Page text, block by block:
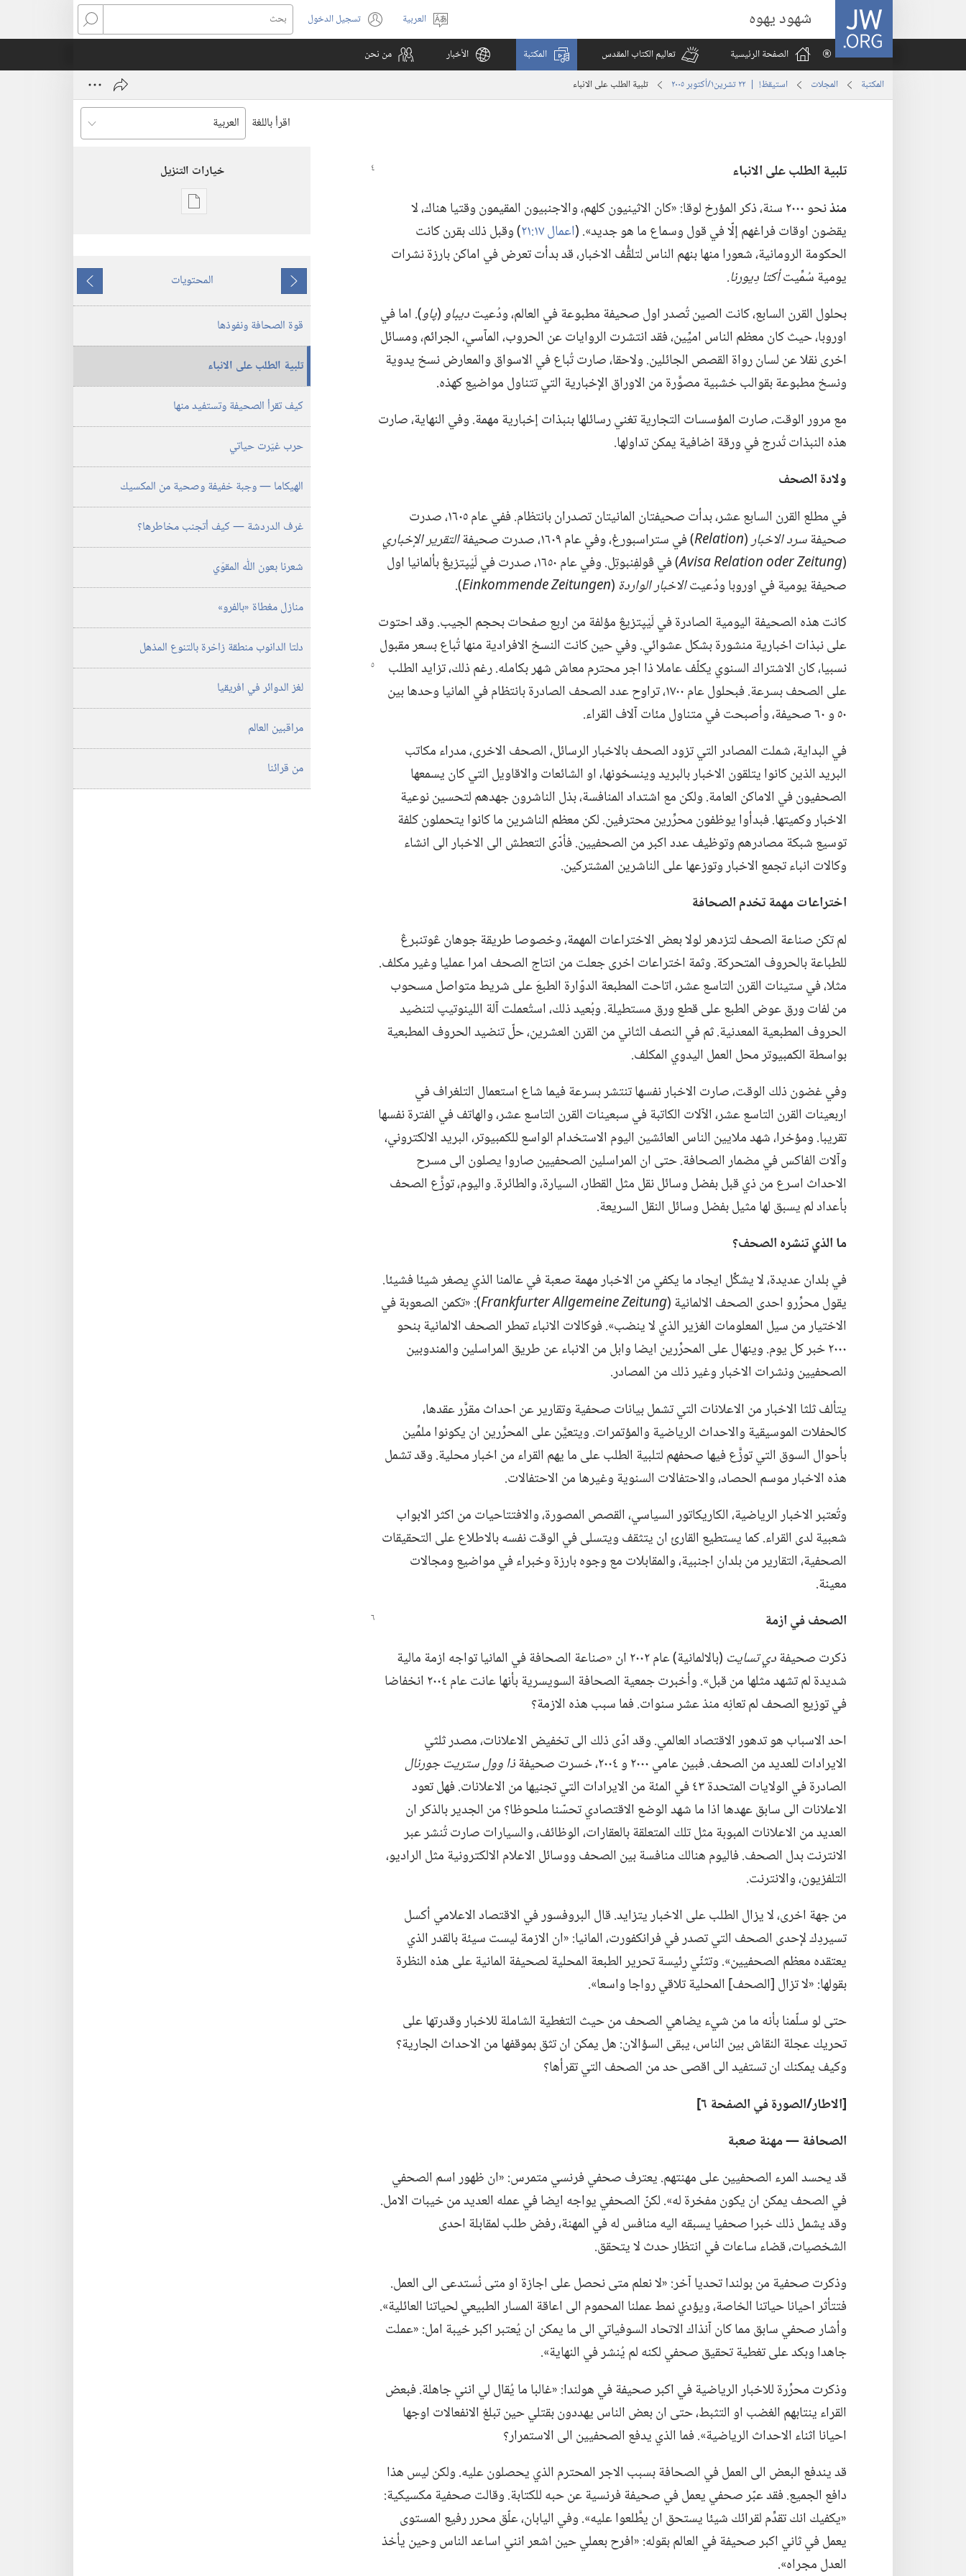
JW.ORG شهود يهوه
اختر
اللغة
العربية تسجيل الدخول
(يفتح
نافذة
بحث
الصفحة الرئيسية
تعاليم الكتاب المقدس المكتبة الأخبار من نحن
المكتبة المجلات استيقظ‏!‏ | ‏‎٢٢‏ ‏‎تشرين١/أكتوبر‏ ‎٢٠٠٥ تلبية الطلب على الانباء
اقرأ باللغة
تلبية الطلب على الانباء
منذ
نحو ٢٠٠٠ سنة،‏ ذكر المؤرخ لوقا:‏ «كان الاثينيون كلهم،‏ والاجنبيون المقيمون وقتيا هناك،‏ لا
يقضون اوقات فراغهم إلّا في قول وسماع ما هو جديد».‏ (‏اعمال ١٧:‏٢١
‏)‏ وقبل ذلك بقرن كانت
الحكومة الرومانية،‏ شعورا منها بنهم الناس لتلقُّف الاخبار،‏ قد بدأت تعرض في اماكن بارزة نشرات
يومية سُمِّيتأكتا دِيورنا.‏
بحلول القرن السابع،‏ كانت الصين تُصدر اول صحيفة مطبوعة في العالم،‏ ودُعيتديباو‏(‏پاو‏)‏
‏.‏اما في
اوروبا،‏ حيث كان معظم الناس اميِّين،‏ فقد انتشرت الروايات عن الحروب،‏ المآسي،‏ الجرائم،‏ ومسائل
اخرى نقلا عن لسان رواة القصص الجائلين.‏ ولاحقا،‏ صارت تُباع في الاسواق والمعارض نسخ يدوية
ونسخ مطبوعة بقوالب خشبية مصوَّرة من الاوراق الإخبارية التي تتناول مواضيع كهذه.‏
مع مرور الوقت،‏ صارت المؤسسات التجارية تغني رسائلها بنبذات إخبارية مهمة.‏ وفي النهاية،‏ صارت
هذه النبذات تُدرج في ورقة اضافية يمكن تداولها.‏
ولادة الصحف
في مطلع القرن السابع عشر،‏ بدأت صحيفتان المانيتان تصدران بانتظام.‏ ففي عام ١٦٠٥،‏ صدرت
صحيفةسرد الاخبار‏(‏
Relation‏)‏ في ستراسبورغ،‏ وفي عام ١٦٠٩،‏ صدرت صحيفة
التقرير الإخباري
‏(‏
Avisa Relation oder Zeitung
‏)‏ في ڤولفِنبوتِل.‏ وفي عام ١٦٥٠،‏ صدرت في لَيْپتزيڠ بألمانيا اول
صحيفة يومية في اوروبا ودُعيتالاخبار الواردة‏(‏
Einkommende Zeitungen
‏)‏.‏
كانت هذه الصحيفة اليومية الصادرة في لَيْپتزيڠ مؤلفة من اربع صفحات بحجم الجيب.‏ وقد احتوت
على نبذات اخبارية منشورة بشكل عشوائي.‏ وفي حين كانت النسخ الافرادية منها تُباع بسعر مقبول
نسبيا،‏ كان الاشتراك السنوي يكلّف عاملاذا اجر محترم معاش شهر بكامله.‏ رغم ذلك،‏ تزايد الطلب
على الصحف بسرعة.‏ فبحلول عام ١٧٠٠،‏ تراوح عدد الصحف الصادرة بانتظام في المانيا وحدها بين
٥٠ و ٦٠ صحيفة،‏ وأصبحت في متناول مئات آلاف القراء.‏
في البداية،‏ شملت المصادر التي تزود الصحف بالاخبار الرسائل،‏ الصحف الاخرى،‏ مدراء مكاتب
البريد الذين كانوا يتلقون الاخبار بالبريد وينسخونها،‏ او الشائعات والاقاويل التي كان يسمعها
الصحفيون في الاماكن العامة.‏ ولكن مع اشتداد المنافسة،‏ بذل الناشرون جهدهم لتحسين نوعية
الاخبار وكميتها.‏ فبدأوا يوظفون محرِّرين محترفين.‏ لكن معظم الناشرين ما كانوا يتحملون كلفة
توسيع شبكة مصادرهم وتوظيف عدد اكبر من الصحفيين.‏ فأدّى التعطش الى الاخبار الى انشاء
وكالات انباء تجمع الاخبار وتوزعها على الناشرين المشتركين.‏
اختراعات مهمة تخدم الصحافة
لم تكن صناعة الصحف لتزدهر لولا بعض الاختراعات المهمة،‏ وخصوصا طريقة جوهان ڠوتنبرڠ
للطباعة بالحروف المتحركة.‏ وثمة اختراعات اخرى جعلت من انتاج الصحف امرا عمليا وغير مكلف.‏
مثلا،‏ في ستينات القرن التاسع عشر،‏ اتاحت المطبعة الدوّارة الطبعَ على شريط متواصل مسحوب
من لفات ورق عوض الطبع على قطع ورق مستطيلة.‏ وبُعيد ذلك،‏ استُعملت آلة اللينوتيپ لتنضيد
الحروف المطبعية المعدنية.‏ ثم في النصف الثاني من القرن العشرين،‏ حلّ تنضيد الحروف المطبعية
بواسطة الكمبيوتر محل العمل اليدوي المكلف.‏
وفي غضون ذلك الوقت،‏ صارت الاخبار نفسها تنتشر بسرعة فيما شاع استعمال التلغراف في
اربعينات القرن التاسع عشر،‏ الآلات الكاتبة في سبعينات القرن التاسع عشر،‏ والهاتف في الفترة نفسها
تقريبا.‏ ومؤخرا،‏ شهد ملايين الناس العائشين اليوم الاستخدام الواسع للكمبيوتر،‏ البريد الالكتروني،‏
وآلات الفاكس في مضمار الصحافة.‏ حتى ان المراسلين الصحفيين صاروا يصلون الى مسرح
الاحداث اسرع من ذي قبل بفضل وسائل نقل مثل القطار،‏ السيارة،‏ والطائرة.‏ واليوم،‏ توزَّع الصحف
بأعداد لم يسبق لها مثيل بفضل وسائل النقل السريعة.‏
ما الذي تنشره الصحف؟‏
في بلدان عديدة،‏ لا يشكِّل ايجاد ما يكفي من الاخبار مهمة صعبة في عالمنا الذي يصغر شيئا فشيئا.‏
يقول محرِّرو احدى الصحف الالمانية (‏Frankfurter Allgemeine Zeitung‏)‏:‏ «تكمن الصعوبة في
الاختيار من سيل المعلومات الغزير الذي لا ينضب».‏ فوكالات الانباء تمطر الصحف الالمانية بنحو
٢٠٠٠ خبر كل يوم.‏ وينهال على المحرِّرين ايضا وابل من الانباء عن طريق المراسلين والمندوبين
الصحفيين ونشرات الاخبار وغير ذلك من المصادر.‏
يتألف ثلثا الاخبار من الاعلانات التي تشمل بيانات صحفية وتقارير عن احداث مقرَّر عقدها،‏
كالحفلات الموسيقية والاحداث الرياضية والمؤتمرات.‏ ويتعيَّن على المحرِّرين ان يكونوا ملمِّين
بأحوال السوق التي توزَّع فيها صحفهم لتلبية الطلب على ما يهم القراء من اخبار محلية.‏ وقد تشمل
هذه الاخبار موسم الحصاد،‏ والاحتفالات السنوية وغيرها من الاحتفالات.‏
وتُعتبر الاخبار الرياضية،‏ الكاريكاتور السياسي،‏ القصص المصورة،‏ والافتتاحيات من اكثر الابواب
شعبية لدى القراء.‏ كما يستطيع القارئ ان يتثقف ويتسلى في الوقت نفسه بالاطلاع على التحقيقات
الصحفية،‏ التقارير من بلدان اجنبية،‏ والمقابلات مع وجوه بارزة وخبراء في مواضيع ومجالات
معينة.‏
الصحففيازمة
ذكرت صحيفةدي تسايت
‏(‏بالالمانية)‏ عام ٢٠٠٢ ان «صناعة الصحافة في المانيا تواجه ازمة مالية
شديدة لم تشهد مثلها من قبل».‏ وأخبرت جمعية الصحافة السويسرية بأنها عانت عام ٢٠٠٤ انخفاضا
في توزيع الصحف لم تعانِه منذ عشر سنوات.‏ فما سبب هذه الازمة؟‏
احد الاسباب هو تدهور الاقتصاد العالمي.‏ وقد ادّى ذلك الى تخفيض الاعلانات،‏ مصدر ثلثي
الايرادات للعديد من الصحف.‏ فبين عامي ٢٠٠٠ و ٢٠٠٤،‏ خسرت صحيفة
ذا وول ستريت جورنال
الصادرة في الولايات المتحدة ٤٣ في المئة من الايرادات التي تجنيها من الاعلانات.‏ فهل تعود
الاعلانات الى سابق عهدها اذا ما شهد الوضع الاقتصادي تحسّنا ملحوظا؟‏ من الجدير بالذكر ان
العديد من الاعلانات المبوبة مثل تلك المتعلقة بالعقارات،‏ الوظائف،‏ والسيارات صارت تُنشر عبر
الانترنت بدل الصحف.‏ فاليوم هنالك منافسة بين الصحف ووسائل الاعلام الالكترونية مثل الراديو،‏
التلفزيون،‏ والانترنت.‏
من جهة اخرى،‏ لا يزال الطلب على الاخبار يتزايد.‏ قال البروفسور في الاقتصاد الاعلامي أكسل
تسيردِك لإحدى الصحف التي تصدر في فرانكفورت،‏ المانيا:‏ «ان الازمة ليست سيئة بالقدر الذي
يعتقده معظم الصحفيين».‏ وتثنّي رئيسة تحرير الطبعة المحلية لصحيفة المانية على هذه النظرة
بقولها:‏ «لا تزال [الصحف] المحلية تلاقي رواجا واسعا».‏
حتى لو سلّمنا بأنه ما من شيء يضاهي الصحف من حيث التغطية الشاملة للاخبار وقدرتها على
تحريك عجلة النقاش بين الناس،‏ يبقى السؤالان:‏ هل يمكن ان تثق بموقفها من الاحداث الجارية؟‏
وكيف يمكنك ان تستفيد الى اقصى حد من الصحف التي تقرأها؟‏
‏[الاطار/‏الصورةفيالصفحة ٦]‏
الصحافة —‏ مهنة صعبة
قد يحسد المرء الصحفيين على مهنتهم.‏ يعترف صحفي فرنسي متمرس:‏ «ان ظهور اسم الصحفي
في الصحف يمكن ان يكون مفخرة له».‏ لكنّ الصحفي يواجه ايضا في عمله العديد من خيبات الامل.‏
وقد يشمل ذلك خبرا صحفيا يسبقه اليه منافس له في المهنة،‏ رفض طلب لمقابلة احدى
الشخصيات،‏ قضاء ساعات في انتظار حدث لا يتحقق.‏
وذكرت صحفية من بولندا تحديا آخر:‏ «لا نعلم متى نحصل على اجازة او متى نُستدعى الى العمل.‏
فتتأثر احيانا حياتنا الخاصة،‏ ويؤدي نمط عملنا المحموم الى اعاقة المسار الطبيعي لحياتنا العائلية».‏
وأشار صحفي سابق مما كان آنذاك الاتحاد السوفياتي الى ما يمكن ان يُعتبر اكبر خيبة امل:‏ «عملت
جاهدا وبكد على تغطية تحقيق صحفي لكنه لم يُنشر في النهاية».‏
وذكرت محرِّرة للاخبار الرياضية في اكبر صحيفة في هولندا:‏ «غالبا ما يُقال لي انني جاهلة.‏ فبعض
القراء ينتابهم الغضب او التثبط،‏ حتى ان بعض الناس يهددون بقتلي حين تبلغ الانفعالات اوجها
احيانا اثناء الاحداث الرياضية».‏ فما الذي يدفع الصحفيين الى الاستمرار؟‏
قد يندفع البعض الى العمل في الصحافة بسبب الاجر المحترم الذي يحصلون عليه.‏ ولكن ليس هذا
دافع الجميع.‏ فقد عبّر صحفي يعمل في صحيفة فرنسية عن حبه للكتابة.‏ وقالت صحفية مكسيكية:‏
«يكفيك انك تقدِّم لقرائك شيئا يستحق ان يطَّلعوا عليه».‏ وفي اليابان،‏ علّق محرر رفيع المستوى
يعمل في ثاني اكبر صحيفة في العالم بقوله:‏ «افرح بعملي حين اشعر انني اساعد الناس وحين يأخذ
العدل مجراه».‏
خيارات التنزيل
خيارات
أكتوبر‏
ما
يسبق
المحتويات
ما
يلي
قوة الصحافة ونفوذها
تلبية الطلب على الانباء
كيف تقرأ الصحيفة وتستفيد منها
حرب غيّرت حياتي
الهيكاما —‏ وجبة خفيفة وصحية من المكسيك
غرف الدردشة —‏ كيف أتجنب مخاطرها؟‏
شعرنا بعون اللّٰه المقوّي
منازل مغطاة «بالفرو»‏
دلتا الدانوب منطقة زاخرة بالتنوع المذهل
لغز الدوائر في افريقيا
مراقبين العالم
من قرائنا